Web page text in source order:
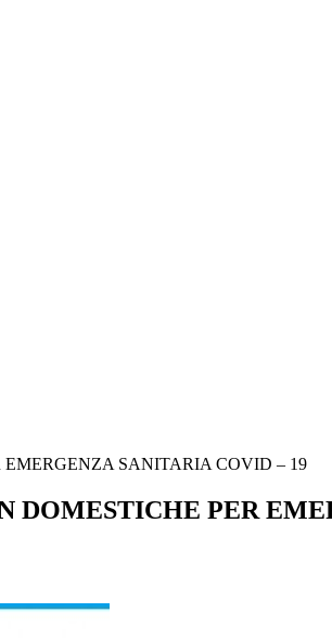
SANITARIA COVID – 19
DOMESTICHE PER